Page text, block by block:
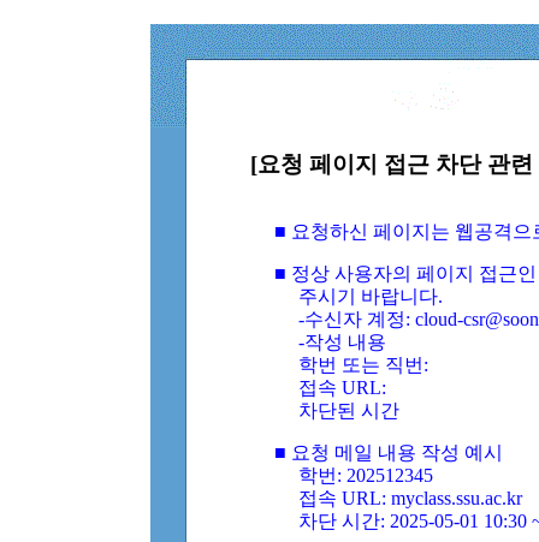
[요청 페이지 접근 차단 관
■ 요청하신 페이지는 웹공격
■ 정상 사용자의 페이지 접근
주시기 바랍니다.
-수신자 계정: cloud-
-작성 내용
학번 또는 직번:
접속 URL:
차단된 시간
■ 요청 메일 내용 작성 예시
학번: 202512345
접속 URL: myclass.ssu.ac.kr
차단 시간: 2025-05-01 10:30